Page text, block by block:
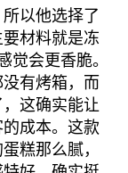
以他选择了
材料就是冻
会更香脆。
有烤箱，而
这确实能让
成本。这款
糕那么腻，